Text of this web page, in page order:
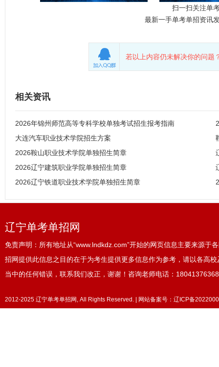
扫一扫关注单
最新一手单考单招资讯
若以上内容仍未解决你的问题
相关资讯
2026年锦州师范高等专科学校单独考试招生报考指南
大连汽车职业技术学院招生方案
2026鞍山职业技术学院单独招生简章
2026辽宁建筑职业学院单独招生简章
2026辽宁铁道职业技术学院单独招生简章
辽宁单考单招网
免责声明：所有地址从“www.lndkdz.com”开始的网页信息主要来源于
招网提供此信息之目的在于为考生提供更多信息作为参考，请以各高
当中的任何错误，联系我们改正，谢谢！咨询老师电话：18041376368
2012-2025 辽宁单考单招网, All Rights Reserved. | 网站备案号： 辽ICP备